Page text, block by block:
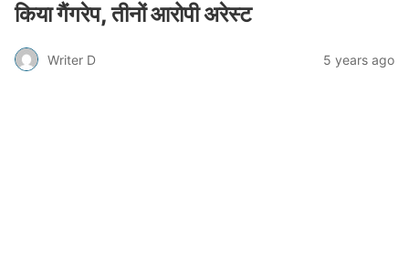
किया गैंगरेप, तीनों आरोपी अरेस्ट
Writer D 5 years ago